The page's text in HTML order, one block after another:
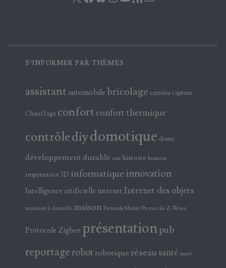
S’INFORMER PAR THÈMES
assistant automobile bricolage caméra capteur
Chauffage confort confort thermique
contrôlediydomotique drone
développement durable eau histoire humour
impression 3D informatique innovation
Intelligence artificielle internet Internet des objets
maintien à domicile maison Protocole Matter Protocole Z-Wave
Protocole Zigbee présentationpub
reportage robot robotique réseau santé smart